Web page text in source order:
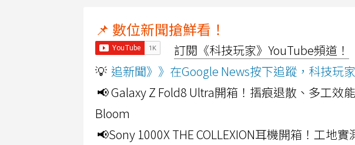
📌 數位新聞搶鮮看！
訂閱《科技玩家》YouTube頻道！
💡 追新聞》》在Google News按下追蹤，科技玩
📢 Galaxy Z Fold8 Ultra開箱！摺痕退散、多工效
Bloom
📢Sony 1000X THE COLLEXION耳機開箱！工地